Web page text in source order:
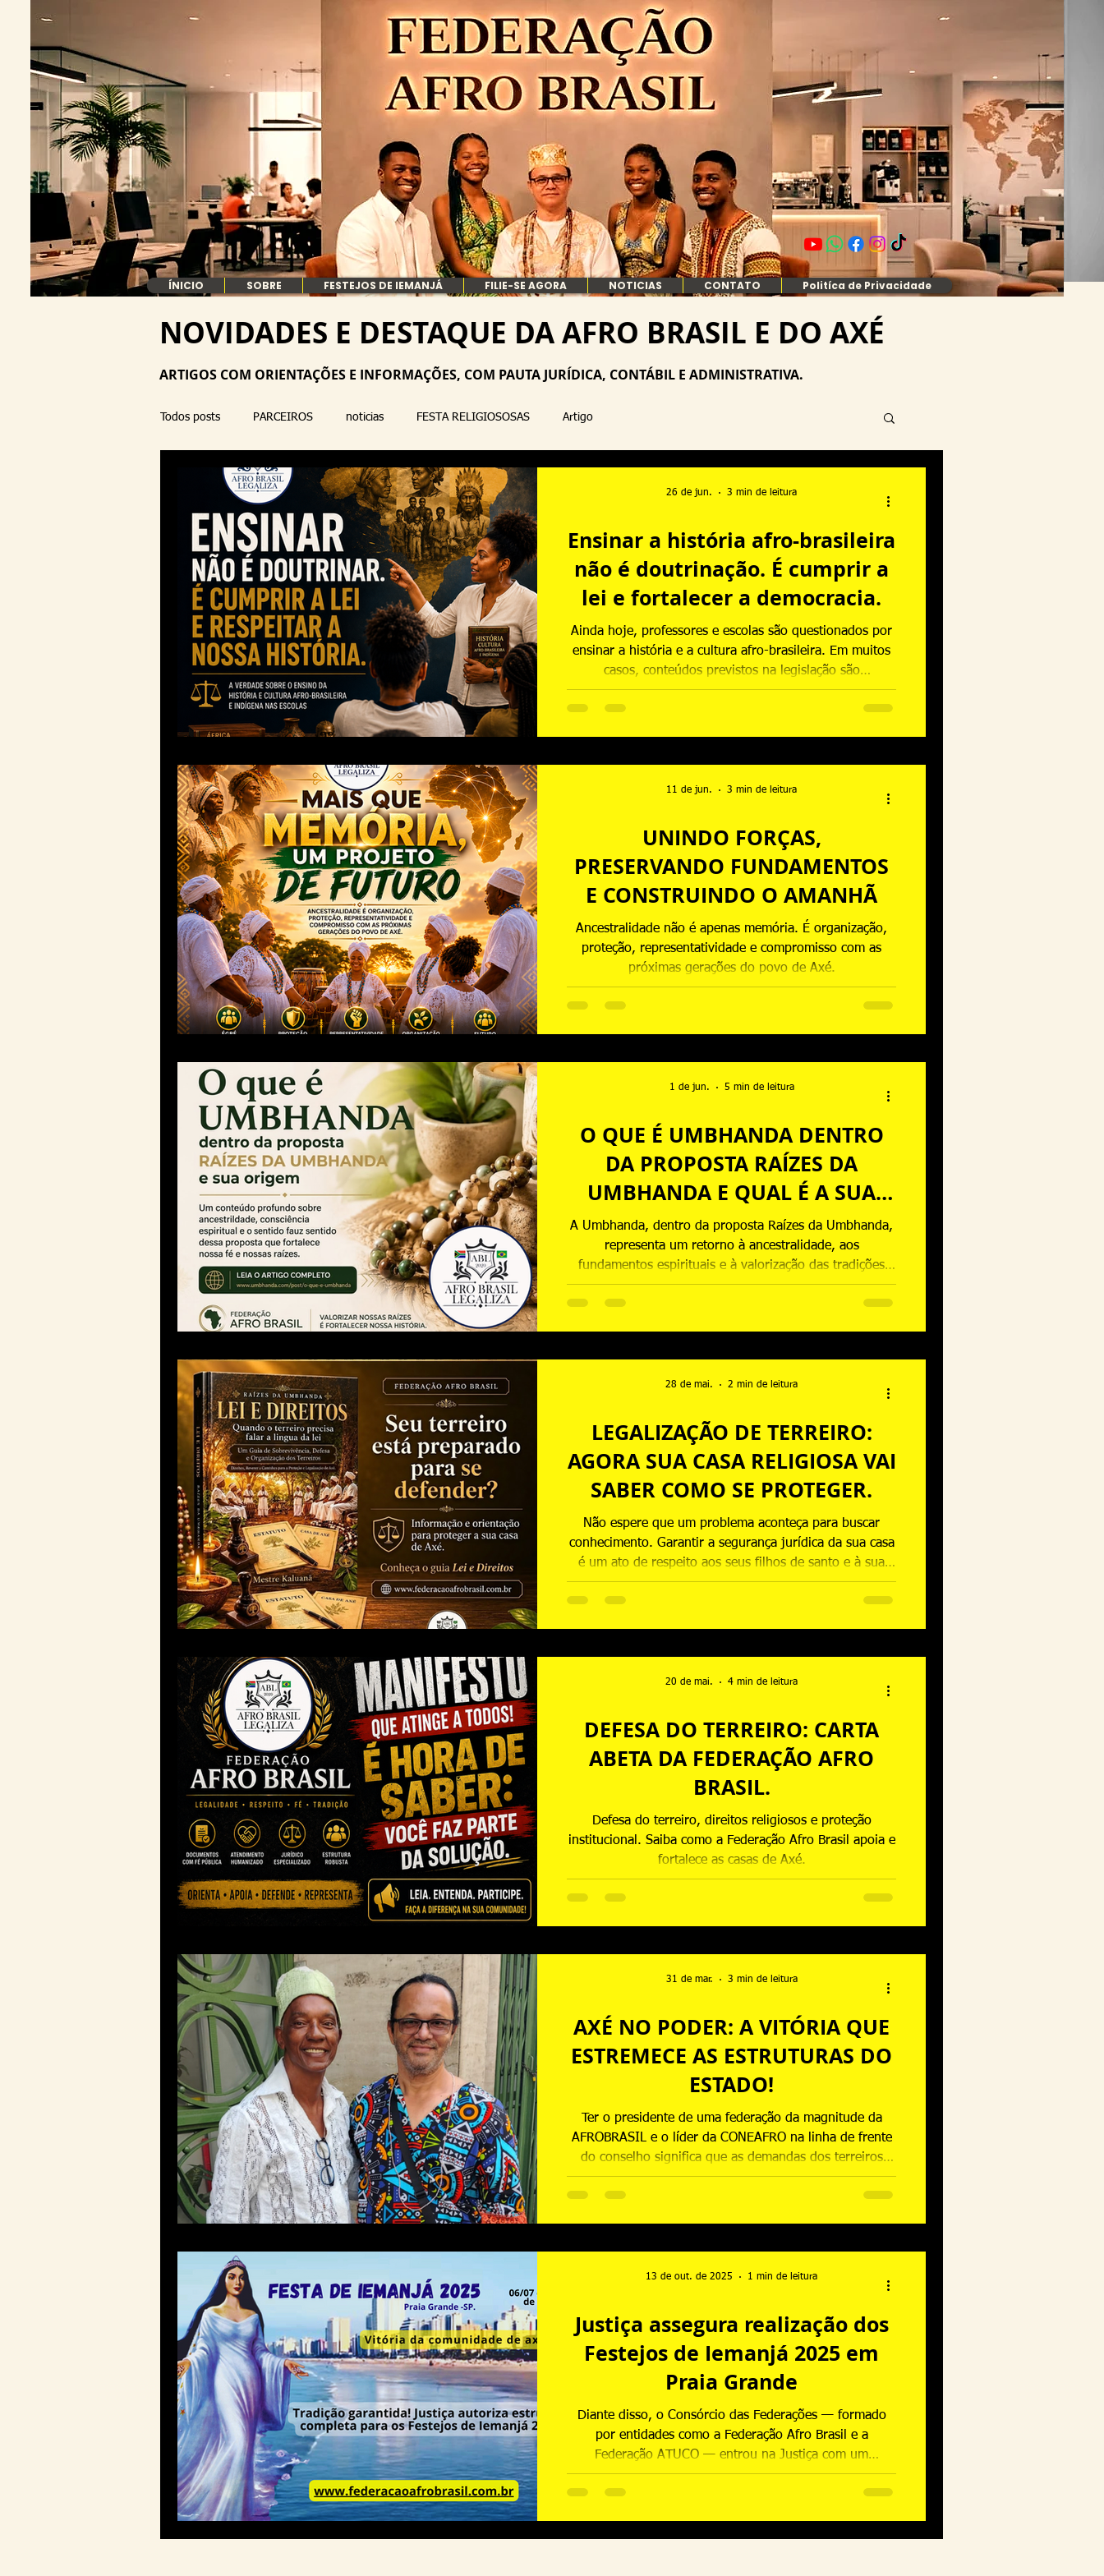
ÍNICIO SOBRE FESTEJOS DE IEMANJÁ FILIE-SE AGORA NOTICIAS CONTATO Politíca de Privacidade
NOVIDADES E DESTAQUE DA AFRO BRASIL E DO AXÉ
ARTIGOS COM ORIENTAÇÕES E INFORMAÇÕES, COM PAUTA JURÍDICA, CONTÁBIL E ADMINISTRATIVA.
Todos posts PARCEIROS noticias FESTA RELIGIOSOSAS Artigo
Ensinar a história afro-brasileira
não é doutrinação. É cumprir a
lei e fortalecer a democracia.
Ainda hoje, professores e escolas são questionados por
ensinar a história e a cultura afro-brasileira. Em muitos
casos, conteúdos previstos na legislação são
confundidos com doutrinação religiosa. Mas a lei é clara:
ensinar a contribuição dos povos africanos e indígenas
26 de jun. 3 min de leitura
UNINDO FORÇAS,
PRESERVANDO FUNDAMENTOS
E CONSTRUINDO O AMANHÃ
Ancestralidade não é apenas memória. É organização,
proteção, representatividade e compromisso com as
próximas gerações do povo de Axé.
11 de jun. 3 min de leitura
O QUE É UMBHANDA DENTRO
DA PROPOSTA RAÍZES DA
UMBHANDA E QUAL É A SUA
ORIGEM?
A Umbhanda, dentro da proposta Raízes da Umbhanda,
representa um retorno à ancestralidade, aos
fundamentos espirituais e à valorização das tradições
afro-brasileiras. Este artigo apresenta sua origem,
significado e compromisso com a consciência religiosa, a
1 de jun. 5 min de leitura
LEGALIZAÇÃO DE TERREIRO:
AGORA SUA CASA RELIGIOSA VAI
SABER COMO SE PROTEGER.
Não espere que um problema aconteça para buscar
conhecimento. Garantir a segurança jurídica da sua casa
é um ato de respeito aos seus filhos de santo e à sua
ancestralidade.
28 de mai. 2 min de leitura
DEFESA DO TERREIRO: CARTA
ABETA DA FEDERAÇÃO AFRO
BRASIL.
Defesa do terreiro, direitos religiosos e proteção
institucional. Saiba como a Federação Afro Brasil apoia e
fortalece as casas de Axé.
20 de mai. 4 min de leitura
AXÉ NO PODER: A VITÓRIA QUE
ESTREMECE AS ESTRUTURAS DO
ESTADO!
Ter o presidente de uma federação da magnitude da
AFROBRASIL e o líder da CONEAFRO na linha de frente
do conselho significa que as demandas dos terreiros
terão voz técnica e política. Para o povo do Axé, isso
representa a conquista de um "balcão de defesa" dentro
31 de mar. 3 min de leitura
Justiça assegura realização dos
Festejos de Iemanjá 2025 em
Praia Grande
Diante disso, o Consórcio das Federações — formado
por entidades como a Federação Afro Brasil e a
Federação ATUCO — entrou na Justiça com um
Mandado de Segurança Coletivo. O objetivo era garantir
os direitos dos participantes, pedindo o retorno da
13 de out. de 2025 1 min de leitura